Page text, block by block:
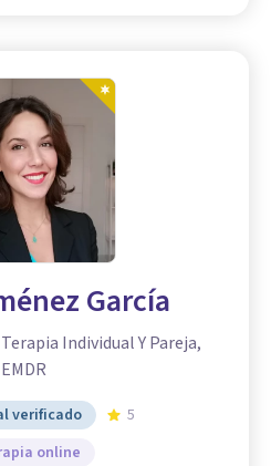
García
Individual Y Pareja,
EMDR
verificado
5
online